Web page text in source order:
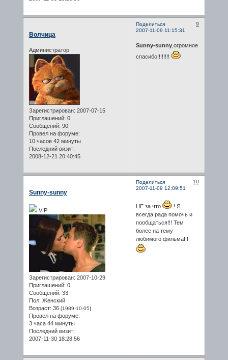
Поделиться
9
2007-11-09 11:15:31
Волчица
Администратор
Зарегистрирован: 2007-07-15
Приглашений: 0
Сообщений: 90
Провел на форуме:
10 часов 42 минуты
Последний визит:
2008-12-21 20:40:45
Sunny-sunny,огромное
спасибо!!!!!!!!
Поделиться
10
2007-11-09 12:09:51
Sunny-sunny
VIP
Зарегистрирован: 2007-10-29
Приглашений: 0
Сообщений: 33
Пол: Женский
Возраст: 36 [1989-10-05]
Провел на форуме:
3 часа 44 минуты
Последний визит:
2007-11-30 18:28:56
НЕ за что
! Я
всегда рада помочь и
пообщаться!!! Тем
более на тему
любимого фильма!!!